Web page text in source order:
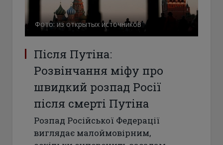
Фото: из открытых источников
Після Путіна:
Розвінчання міфу про
швидкий розпад Росії
після смерті Путіна
Розпад Російської Федерації
виглядає малоймовірним,